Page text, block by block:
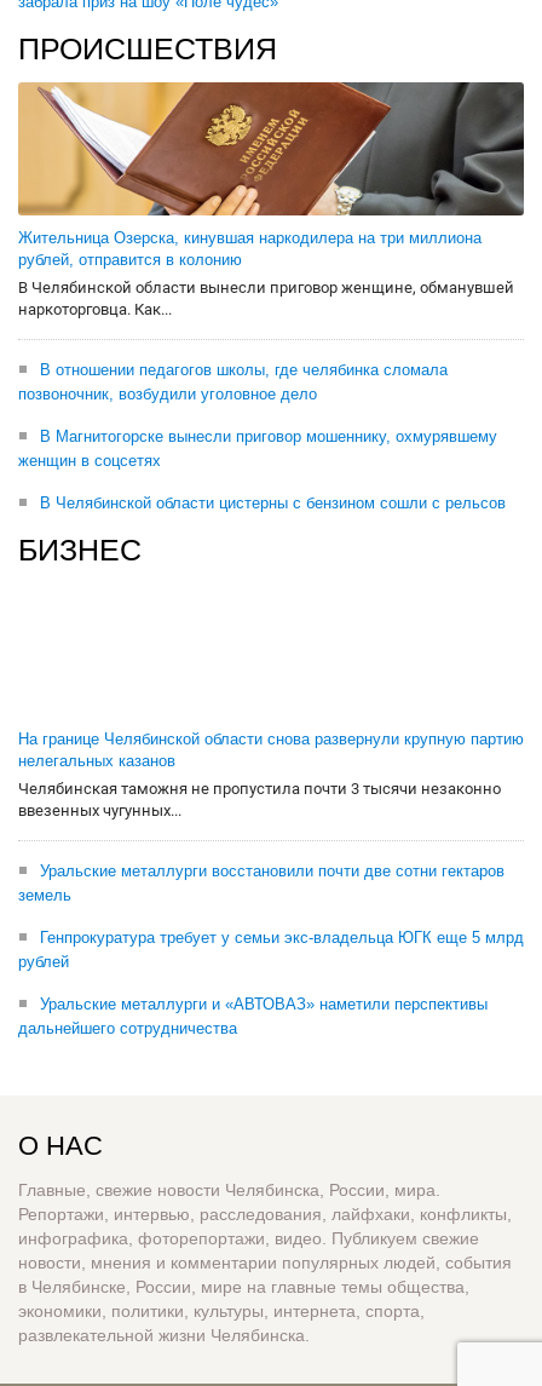
ПРОИСШЕСТВИЯ
Жительница Озерска, кинувшая наркодилера на три миллиона
рублей, отправится в колонию
В Челябинской области вынесли приговор женщине, обманувшей
наркоторговца. Как...
В отношении педагогов школы, где челябинка сломала
позвоночник, возбудили уголовное дело
В Магнитогорске вынесли приговор мошеннику, охмурявшему
женщин в соцсетях
В Челябинской области цистерны с бензином сошли с рельсов
БИЗНЕС
На границе Челябинской области снова развернули крупную партию
нелегальных казанов
Челябинская таможня не пропустила почти 3 тысячи незаконно
ввезенных чугунных...
Уральские металлурги восстановили почти две сотни гектаров
земель
Генпрокуратура требует у семьи экс-владельца ЮГК еще 5 млрд
рублей
Уральские металлурги и «АВТОВАЗ» наметили перспективы
дальнейшего сотрудничества
О НАС
Главные, свежие новости Челябинска, России, мира.
Репортажи, интервью, расследования, лайфхаки, конфликты,
инфографика, фоторепортажи, видео. Публикуем свежие
новости, мнения и комментарии популярных людей, события
в Челябинске, России, мире на главные темы общества,
экономики, политики, культуры, интернета, спорта,
развлекательной жизни Челябинска.